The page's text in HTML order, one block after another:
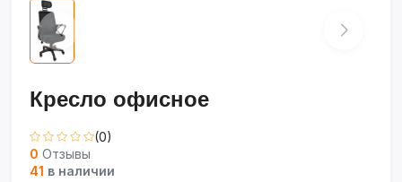
Кресло офисное
(0)
0 Отзывы
41 в наличии